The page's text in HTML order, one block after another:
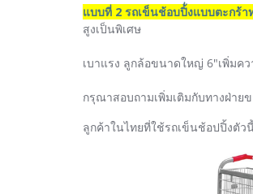
แบบที่ 2 รถเข็นช้อบปิ้่งแบบตะกร้าท
สูงเป็นพิเศษ
เบาแรง ลูกล้อขนาดใหญ่ 6"เพิ่มค
กรุณาสอบถามเพิ่มเติมกับทางฝ่าย
ลูกค้าในไทยที่ใช้รถเข็นช้อปปิ้งตัว